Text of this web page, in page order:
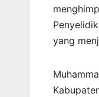
yang